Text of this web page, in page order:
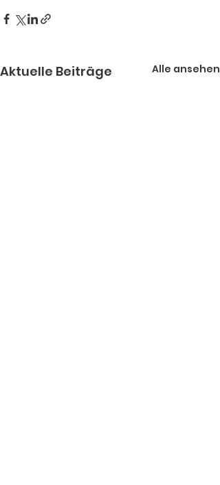
Aktuelle Beiträge Alle ansehen